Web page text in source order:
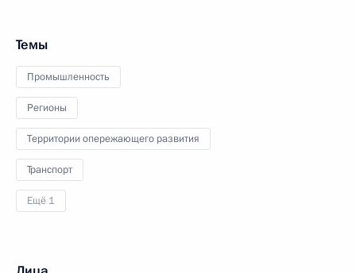
Темы
Промышленность
Регионы
Территории опережающего развития
Транспорт
Ещё 1